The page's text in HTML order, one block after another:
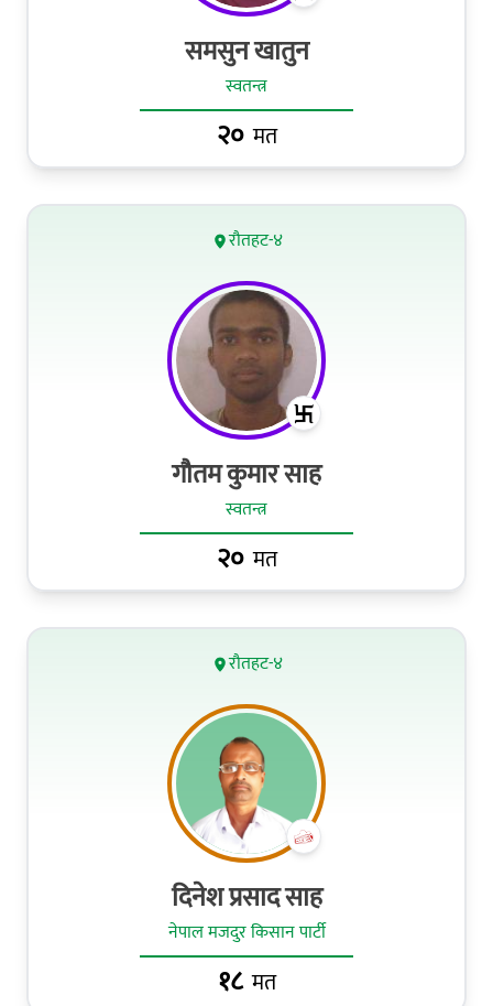
समसुन खातुन
स्वतन्त्र
२० मत
रौतहट-४
गौतम कुमार साह
स्वतन्त्र
२० मत
रौतहट-४
दिनेश प्रसाद साह
नेपाल मजदुर किसान पार्टी
१८मत